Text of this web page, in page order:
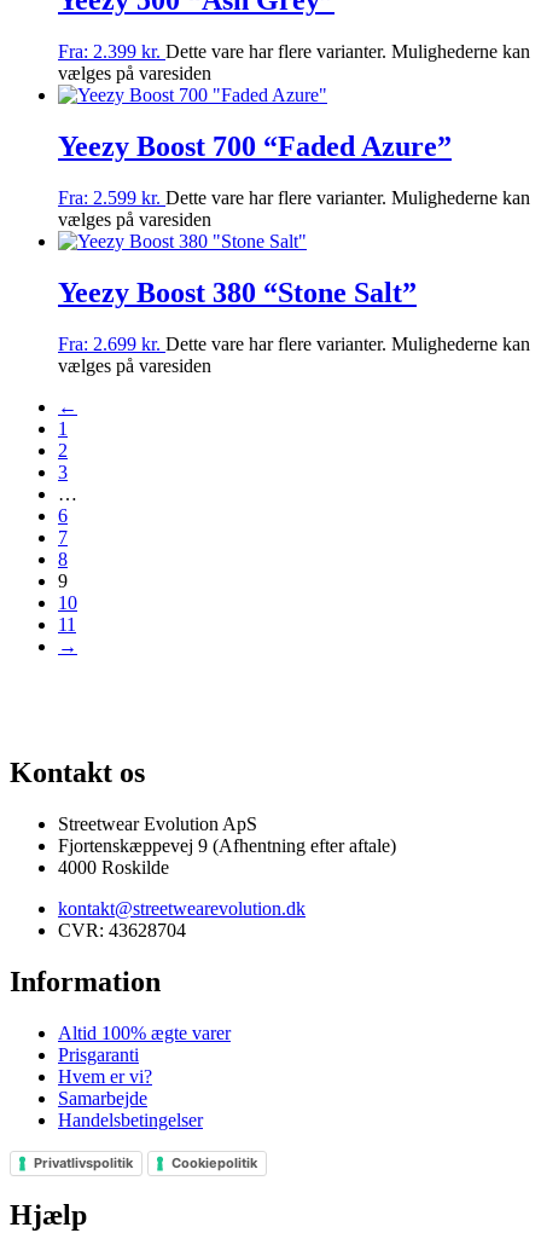
Fra: 2.399 kr. Dette vare har flere varianter. Mulighederne kan
vælges på varesiden
Yeezy Boost 700 “Faded Azure”
Fra: 2.599 kr. Dette vare har flere varianter. Mulighederne kan
vælges på varesiden
Yeezy Boost 380 “Stone Salt”
Fra: 2.699 kr. Dette vare har flere varianter. Mulighederne kan
vælges på varesiden
←
1
2
3
…
6
7
8
9
10
11
→
Kontakt os
Streetwear Evolution ApS
Fjortenskæppevej 9 (Afhentning efter aftale)
4000 Roskilde
kontakt@streetwearevolution.dk
CVR: 43628704
Information
Altid 100% ægte varer
Prisgaranti
Hvem er vi?
Samarbejde
Handelsbetingelser
Privatlivspolitik Cookiepolitik
Hjælp